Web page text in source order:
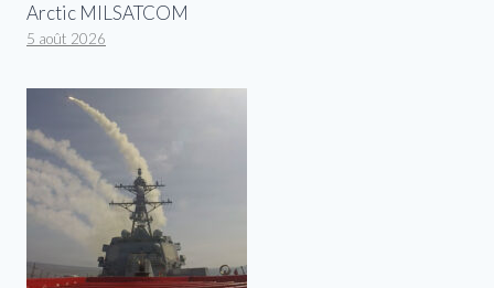
Arctic MILSATCOM
5 août 2026